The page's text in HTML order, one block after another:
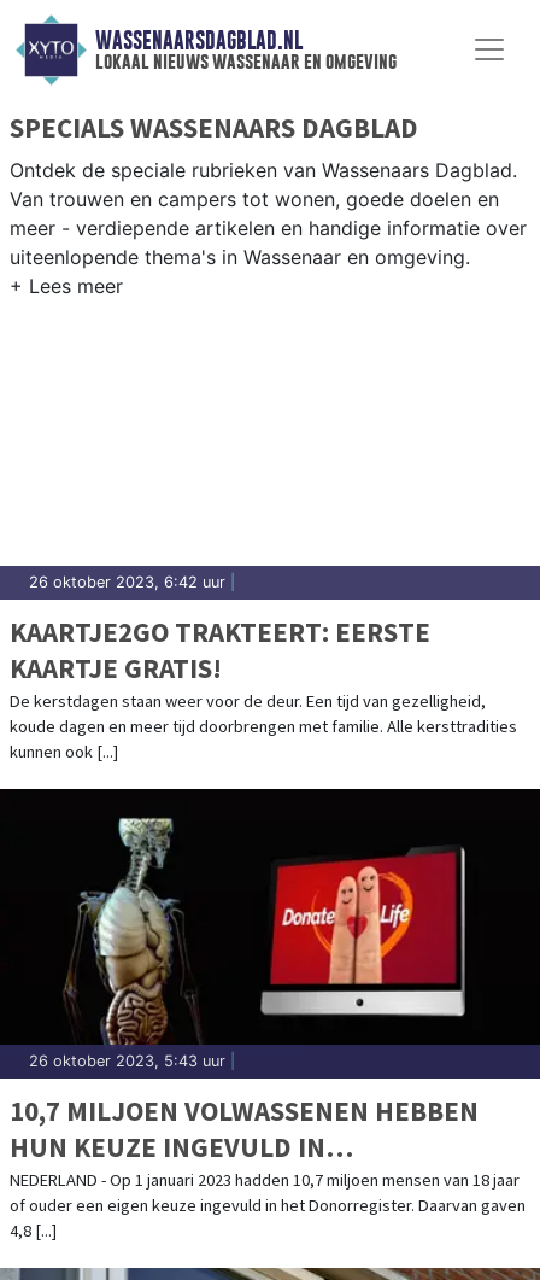
WASSENAARSDAGBLAD.NL
lokaal nieuws wassenaar en omgeving
SPECIALS WASSENAARS DAGBLAD
Ontdek de speciale rubrieken van Wassenaars Dagblad.
Van trouwen en campers tot wonen, goede doelen en
meer - verdiepende artikelen en handige informatie over
uiteenlopende thema's in Wassenaar en omgeving.
26 oktober 2023, 6:42 uur
KAARTJE2GO TRAKTEERT: EERSTE
KAARTJE GRATIS!
De kerstdagen staan weer voor de deur. Een tijd van gezelligheid,
koude dagen en meer tijd doorbrengen met familie. Alle kersttradities
kunnen ook [...]
26 oktober 2023, 5:43 uur
10,7 MILJOEN VOLWASSENEN HEBBEN
HUN KEUZE INGEVULD IN
DONORREGISTER
NEDERLAND - Op 1 januari 2023 hadden 10,7 miljoen mensen van 18 jaar
of ouder een eigen keuze ingevuld in het Donorregister. Daarvan gaven
4,8 [...]